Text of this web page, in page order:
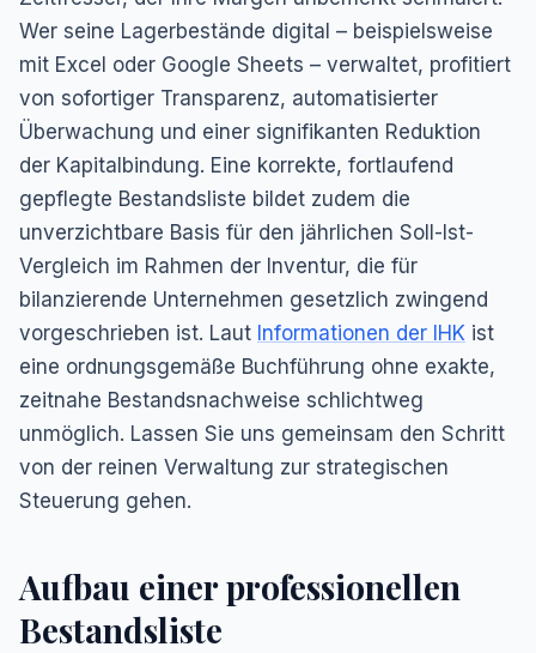
Wer seine Lagerbestände digital – beispielsweise
mit Excel oder Google Sheets – verwaltet, profitiert
von sofortiger Transparenz, automatisierter
Überwachung und einer signifikanten Reduktion
der Kapitalbindung. Eine korrekte, fortlaufend
gepflegte Bestandsliste bildet zudem die
unverzichtbare Basis für den jährlichen Soll-Ist-
Vergleich im Rahmen der Inventur, die für
bilanzierende Unternehmen gesetzlich zwingend
vorgeschrieben ist. Laut Informationen der IHK ist
eine ordnungsgemäße Buchführung ohne exakte,
zeitnahe Bestandsnachweise schlichtweg
unmöglich. Lassen Sie uns gemeinsam den Schritt
von der reinen Verwaltung zur strategischen
Steuerung gehen.
Aufbau einer professionellen
Bestandsliste